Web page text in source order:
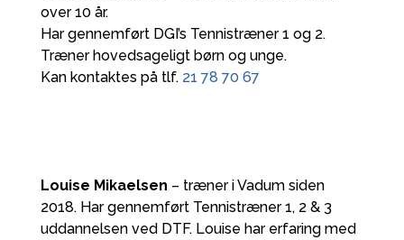
over 10 år.
Har gennemført DGI’s Tennistræner 1 og 2.
Træner hovedsageligt børn og unge.
Kan kontaktes på tlf. 21 78 70 67
Louise Mikaelsen – træner i Vadum siden
2018. Har gennemført Tennistræner 1, 2 & 3
uddannelsen ved DTF. Louise har erfaring med